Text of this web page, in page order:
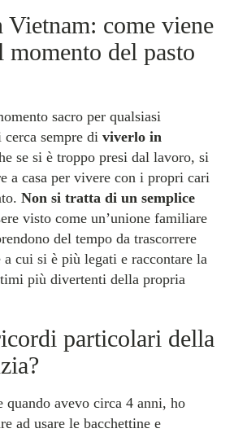
come viene
del pasto
sacro per qualsiasi
sempre di viverlo in
se si è troppo presi dal lavoro, si
a casa per vivere con i propri cari
Non si tratta di un semplice
visto come un’unione familiare
del tempo da trascorrere
a cui si è più legati e raccontare la
più divertenti della propria
particolari della
avevo circa 4 anni, ho
ad usare le bacchettine e